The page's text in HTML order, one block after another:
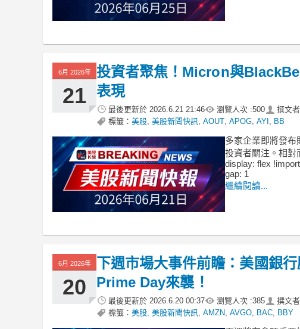
6月 2026年
21
投資者聚焦！Micron與
表現
最後更新於 2026.6.21 21:46 瀏覽人次 :500 撰文者
標籤： 美股 美股新聞快訊 AOUT APOG AYI BB
多家企業即將發布
投資者關注。相對
display: flex
gap: 1
繼續閱讀...
6月 2026年
20
下週市場大事件前瞻：美國銀
Prime Day來襲！
最後更新於 2026.6.20 00:37 瀏覽人次 :385 撰文者
標籤： 美股 美股新聞快訊 AMZN AVGO BAC BBY